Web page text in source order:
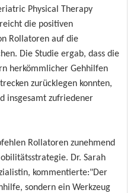
Physical Therapy
die positiven
Rollatoren auf die
Die Studie ergab, dass die
herkömmlicher Gehhilfen
zurücklegen konnten,
insgesamt zufriedener
Rollatoren zunehmend
Dr. Sarah
kommentierte:"Der
sondern ein Werkzeug